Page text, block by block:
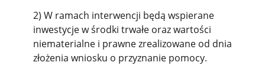
2) W ramach interwencji będą wspierane
inwestycje w środki trwałe oraz wartości
niematerialne i prawne zrealizowane od dnia
złożenia wniosku o przyznanie pomocy.